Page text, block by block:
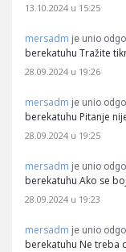
13.10.2024 u 15:25
mersadm je unio
berekatuhu Tražite
28.09.2024 u 19:26
mersadm je unio
berekatuhu Pitanje
28.09.2024 u 19:25
mersadm je unio
berekatuhu Ako se
28.09.2024 u 19:23
mersadm je unio
berekatuhu Ne treba